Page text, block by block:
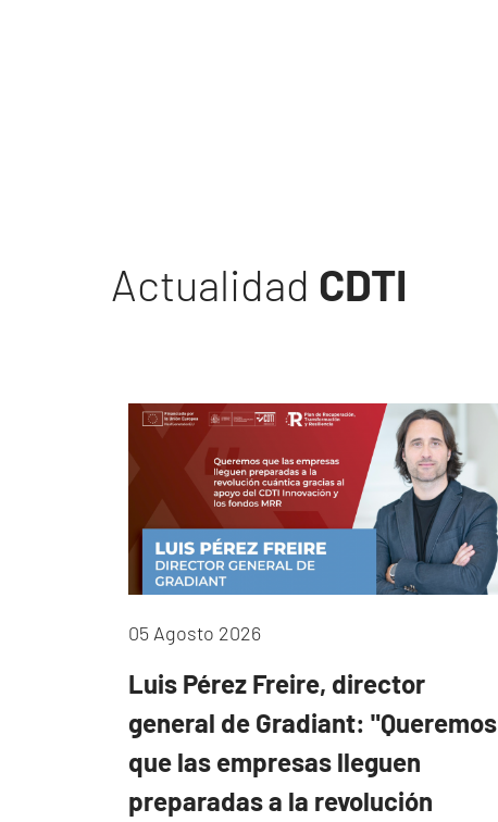
Actualidad CDTI
05 Agosto 2026
Luis Pérez Freire, director
general de Gradiant: "Queremos
que las empresas lleguen
preparadas a la revolución